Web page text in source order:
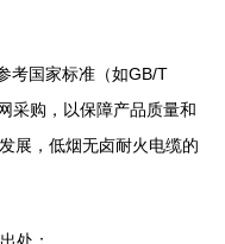
考国家标准（如GB/T
采购，以保障产品质量和
展，低烟无卤耐火电缆的